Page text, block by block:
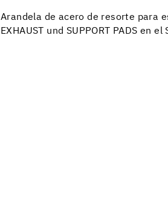
Arandela de acero de resorte para
EXHAUST und SUPPORT PADS en el